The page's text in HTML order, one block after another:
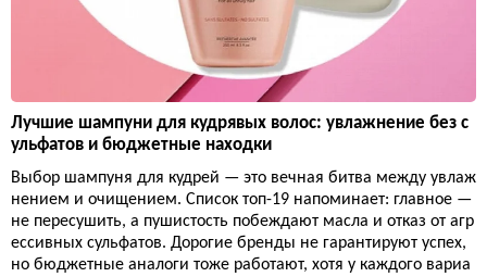
Лучшие шампуни для кудрявых волос: увлажнение без с
ульфатов и бюджетные находки
Выбор шампуня для кудрей — это вечная битва между увлаж
нением и очищением. Список топ-19 напоминает: главное —
не пересушить, а пушистость побеждают масла и отказ от агр
ессивных сульфатов. Дорогие бренды не гарантируют успех,
но бюджетные аналоги тоже работают, хотя у каждого вариа